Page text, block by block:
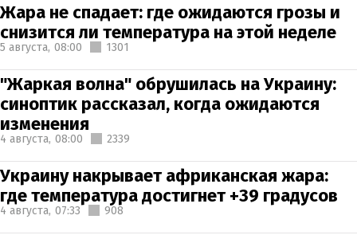
Жара не спадает: где ожидаются грозы и
снизится ли температура на этой неделе
5 августа, 08:00 1301
"Жаркая волна" обрушилась на Украину:
синоптик рассказал, когда ожидаются
изменения
4 августа, 08:00 2339
Украину накрывает африканская жара:
где температура достигнет +39 градусов
4 августа, 07:33 908